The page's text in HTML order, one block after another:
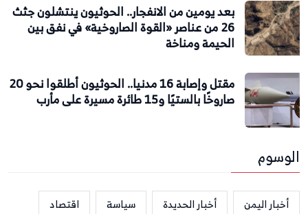
بعد يومين من الانفجار.. الحوثيون ينتشلون جثث
26 من عناصر «القوة الصاروخية» في نفق بين
الحيمة ومناخة
مقتل وإصابة 16 مدنيا.. الحوثيون أطلقوا نحو 20
صاروخًا بالستيًا و15 طائرة مسيرة على مأرب
الوسوم
أخبار اليمن أخبار الحديدة سياسة
اقتصاد